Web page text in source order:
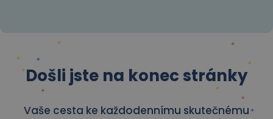
Došli jste na konec stránky
Vaše cesta ke každodennímu skutečnému